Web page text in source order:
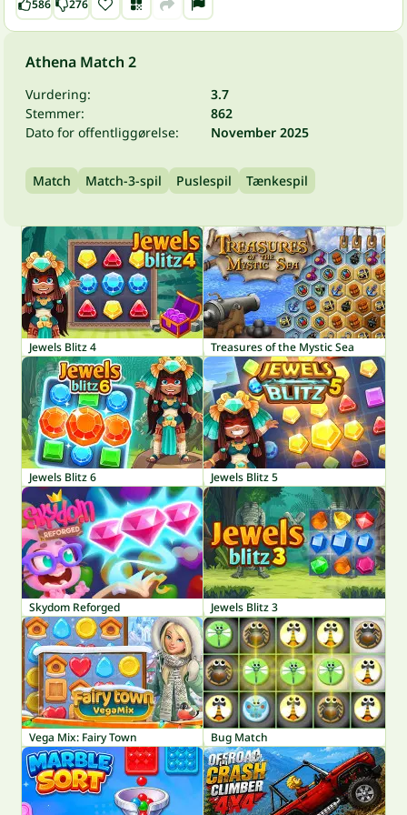
586 276
Athena Match 2
Vurdering:
3.7
Stemmer:
862
Dato for offentliggørelse:
November 2025
Match Match-3-spil Puslespil Tænkespil
Jewels Blitz 4 Treasures of the Mystic Sea
Jewels Blitz 6 Jewels Blitz 5
Skydom Reforged Jewels Blitz 3
Vega Mix: Fairy Town Bug Match